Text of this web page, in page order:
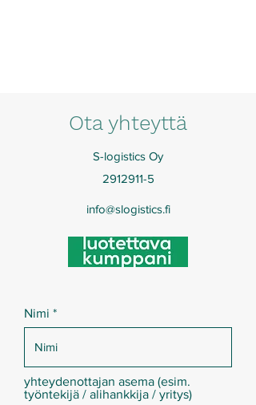
Ota yhteyttä
S-logistics Oy
2912911-5
info@slogistics.fi
Nimi
yhteydenottajan asema (esim.
työntekijä / alihankkija / yritys)